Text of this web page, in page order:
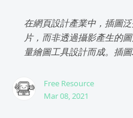
在網頁設計產業中，插圖
片，而非透過攝影產生的
量繪圖工具設計而成。插圖
Free Resource
Mar 08, 2021